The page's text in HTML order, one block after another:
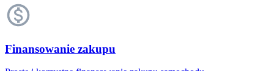
Finansowanie zakupu